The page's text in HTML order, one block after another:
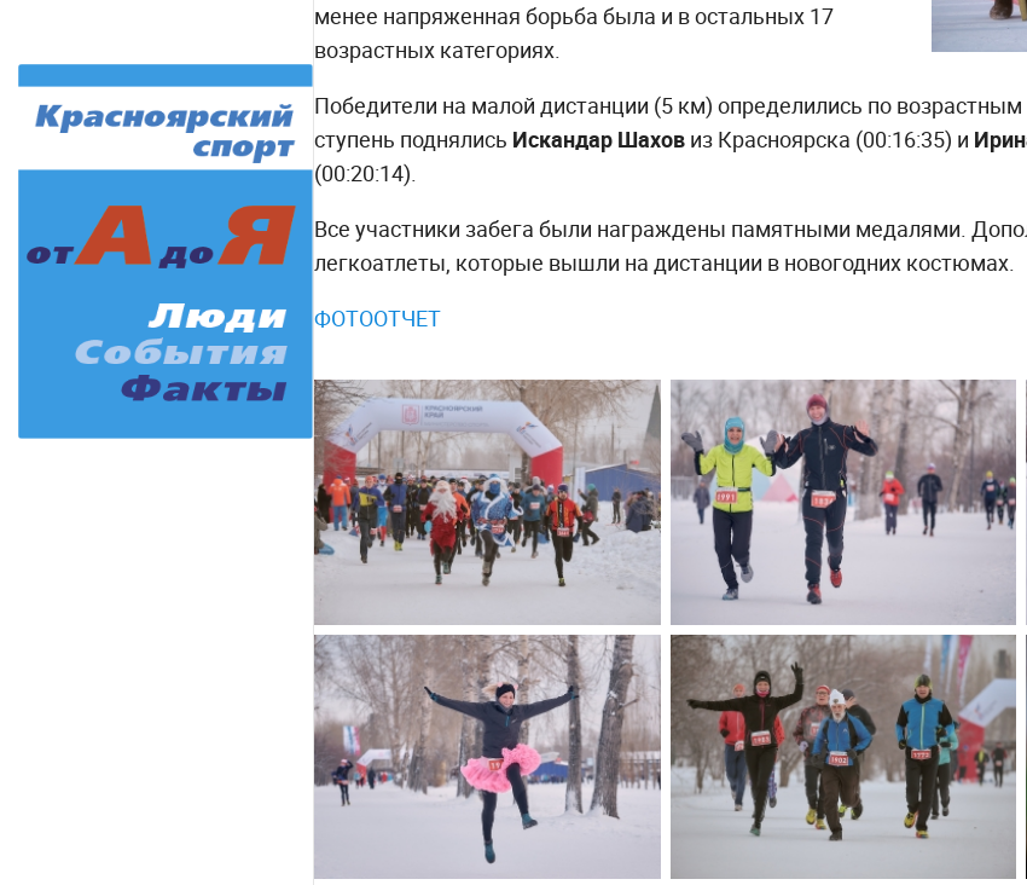
менее напряженная борьба была и в остальных 17
возрастных категориях.
Победители на малой дистанции (5 км) определились по
ступень поднялись Искандар Шахов из Красноярска (00:16:35) и
(00:20:14).
Все участники забега были награждены памятными медалями.
легкоатлеты, которые вышли на дистанции в новогодних костюмах.
ФОТООТЧЕТ